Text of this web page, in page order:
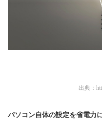
出典：
パソコン自体の設定を省電力